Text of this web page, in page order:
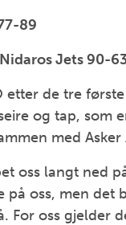
89
Jets 90-
etter de tre
og tap, som
med Asker
oss langt ned
på oss, men det
For oss gjelder